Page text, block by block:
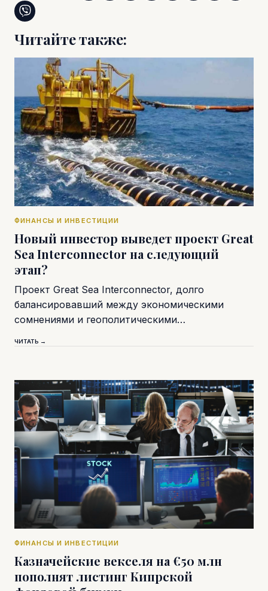
Читайте также:
ФИНАНСЫ И ИНВЕСТИЦИИ
Новый инвестор выведет проект Great
Sea Interconnector на следующий
этап?
Проект Great Sea Interconnector, долго
балансировавший между экономическими
сомнениями и геополитическими…
ЧИТАТЬ →
ФИНАНСЫ И ИНВЕСТИЦИИ
Казначейские векселя на €50 млн
пополнят листинг Кипрской